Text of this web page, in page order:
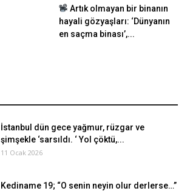
Artık olmayan bir binanın
hayali gözyaşları: ‘Dünyanın
en saçma binası’,...
İstanbul dün gece yağmur, rüzgar ve
şimşekle ‘sarsıldı. ‘ Yol çöktü,...
11 Ocak 2026
Kediname 19; “O senin neyin olur derlerse…”